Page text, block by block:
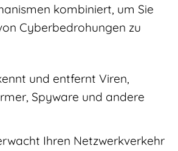
kombiniert, um Sie
Cyberbedrohungen zu
und entfernt Viren,
Spyware und andere
Ihren Netzwerkverkehr